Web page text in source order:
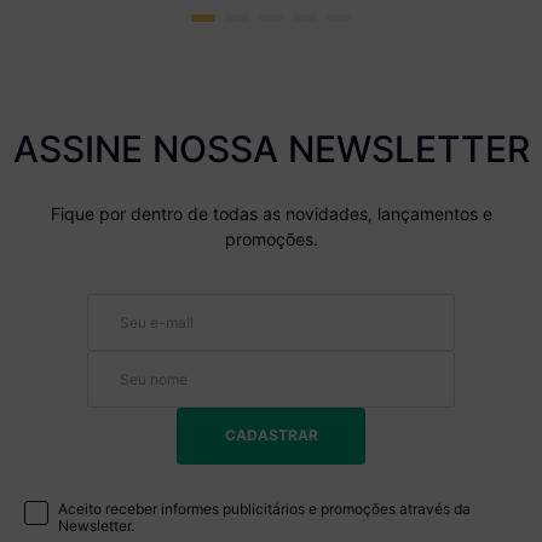
ASSINE NOSSA NEWSLETTER
Fique por dentro de todas as novidades, lançamentos e
promoções.
CADASTRAR
Aceito receber informes publicitários e promoções através da
Newsletter.